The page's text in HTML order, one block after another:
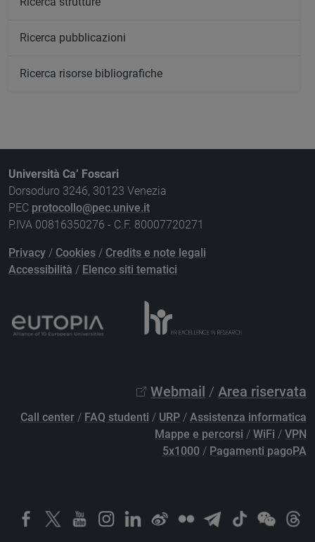
Ricerca pubblicazioni
Ricerca risorse bibliografiche
Università Ca’ Foscari
Dorsoduro 3246, 30123 Venezia
PEC protocollo@pec.unive.it
P.IVA 00816350276 - C.F. 80007720271
Privacy / Cookies / Credits e note legali
Accessibilità / Elenco siti tematici
Webmail / Area riservata
Call center / FAQ studenti / URP / Assistenza informatica
Mappe e percorsi / WiFi / VPN
5x1000 / Pagamenti pagoPA